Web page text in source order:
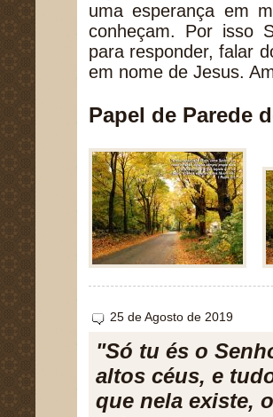
uma esperança em
conheçam. Por isso
para responder, falar
em nome de Jesus.
Papel de Parede
25 de Agosto de 2019
"Só tu és o
altos céus, e
que nela existe,